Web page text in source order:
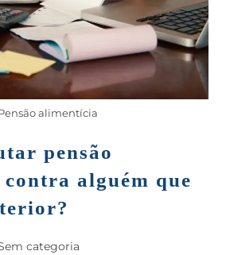
alimentícia
pensão
alguém que
categoria